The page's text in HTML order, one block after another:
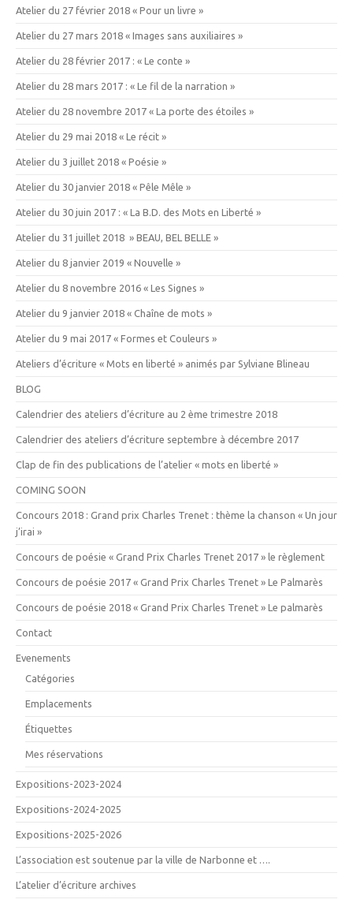
Atelier du 27 février 2018 « Pour un livre »
Atelier du 27 mars 2018 « Images sans auxiliaires »
Atelier du 28 février 2017 : « Le conte »
Atelier du 28 mars 2017 : « Le fil de la narration »
Atelier du 28 novembre 2017 « La porte des étoiles »
Atelier du 29 mai 2018 « Le récit »
Atelier du 3 juillet 2018 « Poésie »
Atelier du 30 janvier 2018 « Pêle Mêle »
Atelier du 30 juin 2017 : « La B.D. des Mots en Liberté »
Atelier du 31 juillet 2018 » BEAU, BEL BELLE »
Atelier du 8 janvier 2019 « Nouvelle »
Atelier du 8 novembre 2016 « Les Signes »
Atelier du 9 janvier 2018 « Chaîne de mots »
Atelier du 9 mai 2017 « Formes et Couleurs »
Ateliers d’écriture « Mots en liberté » animés par Sylviane Blineau
BLOG
Calendrier des ateliers d’écriture au 2 ème trimestre 2018
Calendrier des ateliers d’écriture septembre à décembre 2017
Clap de fin des publications de l’atelier « mots en liberté »
COMING SOON
Concours 2018 : Grand prix Charles Trenet : thème la chanson « Un jour
j’irai »
Concours de poésie « Grand Prix Charles Trenet 2017 » le règlement
Concours de poésie 2017 « Grand Prix Charles Trenet » Le Palmarès
Concours de poésie 2018 « Grand Prix Charles Trenet » Le palmarès
Contact
Evenements
Catégories
Emplacements
Étiquettes
Mes réservations
Expositions-2023-2024
Expositions-2024-2025
Expositions-2025-2026
L’association est soutenue par la ville de Narbonne et ….
L’atelier d’écriture archives